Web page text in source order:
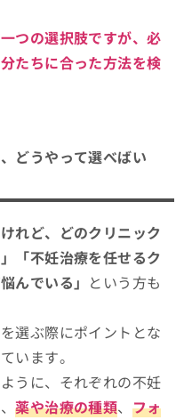
つの選択肢ですが、必
たちに合った方法を検
どうやって選べばい
れど、どのクリニック
「不妊治療を任せるク
んでいる」 という方も
選ぶ際にポイントとな
います。
うに、それぞれの不妊
薬や治療の種類、 フォ